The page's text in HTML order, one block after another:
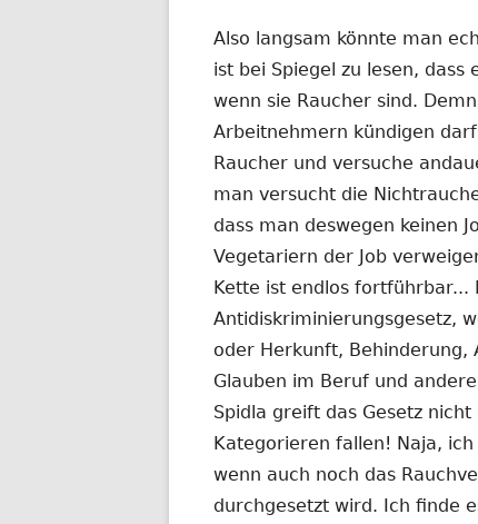
Also langsam könnte man
ist bei Spiegel zu lesen,
wenn sie Raucher sind.
Arbeitnehmern kündigen
Raucher und versuche
man versucht die
dass man deswegen keinen
Vegetariern der Job
Kette ist endlos fortführbar...
Antidiskriminierungsgesetz,
oder Herkunft, Behinderung,
Glauben im Beruf und
Spidla greift das Gesetz
Kategorieren fallen! Naja,
wenn auch noch das
durchgesetzt wird. Ich finde